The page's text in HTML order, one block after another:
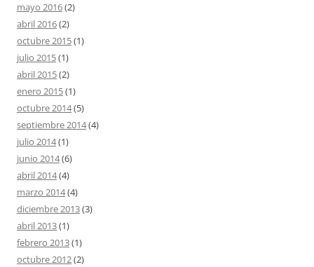
mayo 2016(2)
abril 2016(2)
octubre 2015(1)
julio 2015(1)
abril 2015(2)
enero 2015(1)
octubre 2014(5)
septiembre 2014(4)
julio 2014(1)
junio 2014(6)
abril 2014(4)
marzo 2014(4)
diciembre 2013(3)
abril 2013(1)
febrero 2013(1)
octubre 2012(2)